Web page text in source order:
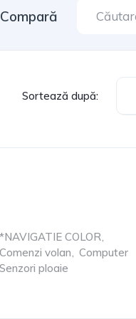
Compară
Sortează după:
*NAVIGATIE COLOR,
Comenzi volan, Computer
Senzori ploaie